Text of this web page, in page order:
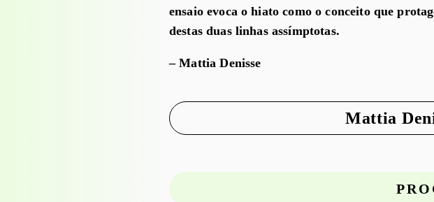
ensaio evoca o hiato como o conceito que
destas duas linhas assímptotas.
– Mattia Denisse
Mattia